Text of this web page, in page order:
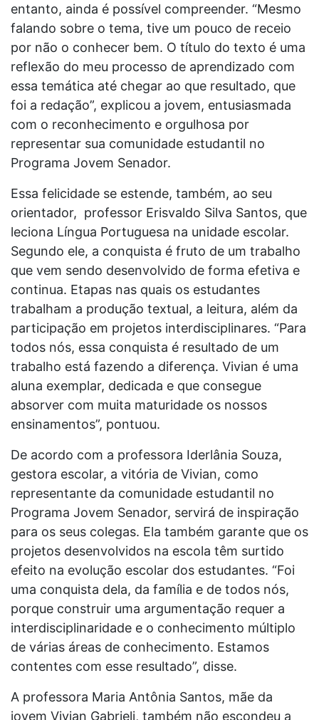
entanto, ainda é possível compreender. “Mesmo
falando sobre o tema, tive um pouco de receio
por não o conhecer bem. O título do texto é uma
reflexão do meu processo de aprendizado com
essa temática até chegar ao que resultado, que
foi a redação”, explicou a jovem, entusiasmada
com o reconhecimento e orgulhosa por
representar sua comunidade estudantil no
Programa Jovem Senador.
Essa felicidade se estende, também, ao seu
orientador, professor Erisvaldo Silva Santos, que
leciona Língua Portuguesa na unidade escolar.
Segundo ele, a conquista é fruto de um trabalho
que vem sendo desenvolvido de forma efetiva e
continua. Etapas nas quais os estudantes
trabalham a produção textual, a leitura, além da
participação em projetos interdisciplinares. “Para
todos nós, essa conquista é resultado de um
trabalho está fazendo a diferença. Vivian é uma
aluna exemplar, dedicada e que consegue
absorver com muita maturidade os nossos
ensinamentos”, pontuou.
De acordo com a professora Iderlânia Souza,
gestora escolar, a vitória de Vivian, como
representante da comunidade estudantil no
Programa Jovem Senador, servirá de inspiração
para os seus colegas. Ela também garante que os
projetos desenvolvidos na escola têm surtido
efeito na evolução escolar dos estudantes. “Foi
uma conquista dela, da família e de todos nós,
porque construir uma argumentação requer a
interdisciplinaridade e o conhecimento múltiplo
de várias áreas de conhecimento. Estamos
contentes com esse resultado”, disse.
A professora Maria Antônia Santos, mãe da
jovem Vivian Gabrieli, também não escondeu a